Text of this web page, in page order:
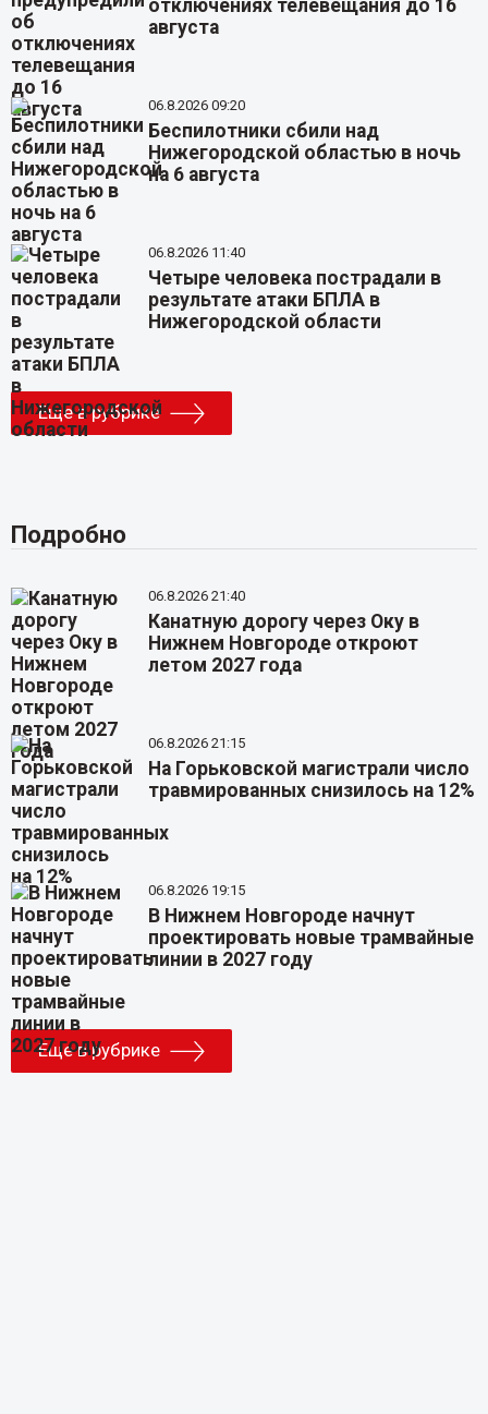
отключениях телевещания до 16
августа
06.8.2026 09:20
Беспилотники сбили над
Нижегородской областью в ночь
на 6 августа
06.8.2026 11:40
Четыре человека пострадали в
результате атаки БПЛА в
Нижегородской области
Еще в рубрике
Подробно
06.8.2026 21:40
Канатную дорогу через Оку в
Нижнем Новгороде откроют
летом 2027 года
06.8.2026 21:15
На Горьковской магистрали число
травмированных снизилось на 12%
06.8.2026 19:15
В Нижнем Новгороде начнут
проектировать новые трамвайные
линии в 2027 году
Еще в рубрике